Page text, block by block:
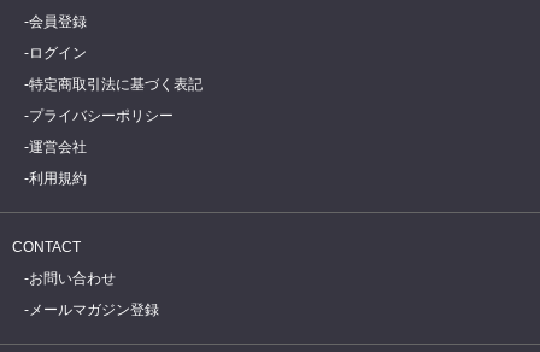
会員登録
ログイン
特定商取引法に基づく表記
プライバシーポリシー
運営会社
利用規約
CONTACT
お問い合わせ
メールマガジン登録